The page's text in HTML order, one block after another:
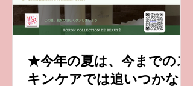
★今年の夏は、今までのス
キンケアでは追いつかな